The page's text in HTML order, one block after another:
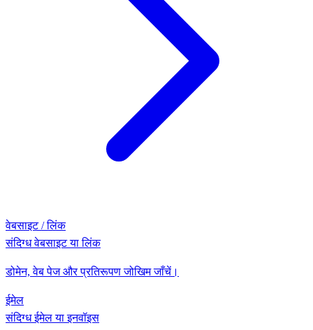
वेबसाइट / लिंक
संदिग्ध वेबसाइट या लिंक
डोमेन, वेब पेज और प्रतिरूपण जोखिम जाँचें।
ईमेल
संदिग्ध ईमेल या इनवॉइस